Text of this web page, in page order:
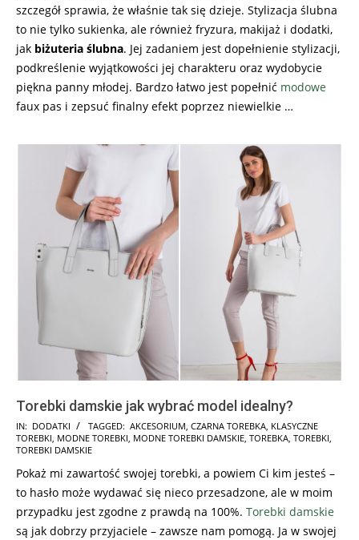
szczegół sprawia, że właśnie tak się dzieje. Stylizacja ślubna
to nie tylko sukienka, ale również fryzura, makijaż i dodatki,
jak biżuteria ślubna. Jej zadaniem jest dopełnienie stylizacji,
podkreślenie wyjątkowości jej charakteru oraz wydobycie
piękna panny młodej. Bardzo łatwo jest popełnić modowe
faux pas i zepsuć finalny efekt poprzez niewielkie …
Torebki damskie jak wybrać model idealny?
2024-
09-
IN: DODATKI TAGGED: AKCESORIUM, CZARNA TOREBKA, KLASYCZNE
TOREBKI, MODNE TOREBKI, MODNE TOREBKI DAMSKIE, TOREBKA, TOREBKI,
TOREBKI DAMSKIE
Pokaż mi zawartość swojej torebki, a powiem Ci kim jesteś –
to hasło może wydawać się nieco przesadzone, ale w moim
przypadku jest zgodne z prawdą na 100%. Torebki damskie
są jak dobrzy przyjaciele – zawsze nam pomogą. Ja w swojej